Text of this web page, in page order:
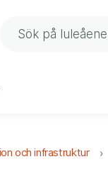
Sök på Luleå
och infrastruktur